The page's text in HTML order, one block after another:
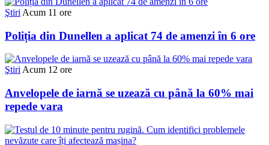
Ştiri Acum 11 ore
Poliția din Dunellen a aplicat 74 de amenzi în 6 ore
Ştiri Acum 12 ore
Anvelopele de iarnă se uzează cu până la 60% mai
repede vara